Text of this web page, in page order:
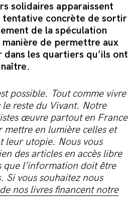
solidaires apparaissent
tentative concrète de sortir
de la spéculation
de permettre aux
les quartiers qu’ils ont
possible. Tout comme vivre
reste du Vivant. Notre
œuvre partout en France
mettre en lumière celles et
leur utopie. Nous vous
des articles en accès libre
que l’information doit être
Si vous souhaitez nous
nos livres financent notre